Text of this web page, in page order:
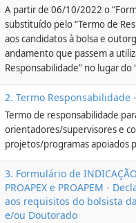
A partir de 06/10/2022 o
substituído pelo “Termo de
aos candidatos à bolsa e
andamento que passem a
Responsabilidade” no lugar do
2. Termo Responsabilidade
Termo de responsabilidade
orientadores/supervisores e
projetos/programas apoiados
3. Formulário de
PROAPEX e PROAPEM -
aos requisitos do bolsista
e/ou Doutorado